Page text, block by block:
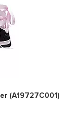
0
(A19727C001)